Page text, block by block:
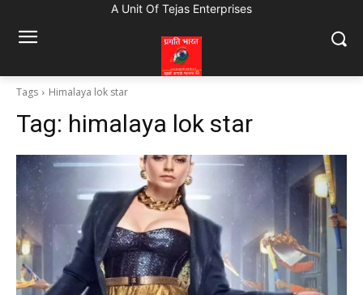
A Unit Of Tejas Enterprises
Tags Himalaya lok star
Tag: himalaya lok star